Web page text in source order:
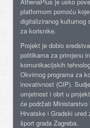
platformom pomoću
digitaliziranog kulturnog
za korisnike.
Projekt je dobio
politikama za primjenu
komunikacijskih
Okvirnog programa za
inovativnost (CIP).
umjetnost i obrt u
će podržati Ministarstvo
Hrvatske i Gradski ured
šport grada Zagreba.